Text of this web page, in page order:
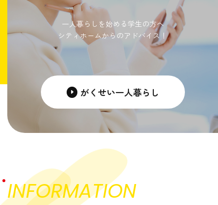
一人暮らしを始める学生の方へ
シティホームからのアドバイス！
がくせい一人暮らし
INFORMATION